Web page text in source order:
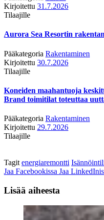
Kirjoitettu 31.7.2026
Tilaajille
Aurora Sea Resortin
Pääkategoria Rakentaminen
Kirjoitettu 30.7.2026
Tilaajille
Koneiden maahantuoja
Brand toimitilat toteuttaa
Pääkategoria Rakentaminen
Kirjoitettu 29.7.2026
Tilaajille
Tagit energiaremontti
Jaa Facebookissa Jaa
Lisää aiheesta